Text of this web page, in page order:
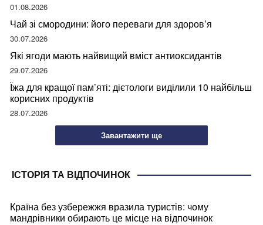
01.08.2026
Чай зі смородини: його переваги для здоров’я
30.07.2026
Які ягоди мають найвищий вміст антиоксидантів
29.07.2026
Їжа для кращої пам’яті: дієтологи виділили 10 найбільш
корисних продуктів
28.07.2026
Завантажити ще
ІСТОРІЯ ТА ВІДПОЧИНОК
Країна без узбережжя вразила туристів: чому
мандрівники обирають це місце на відпочинок